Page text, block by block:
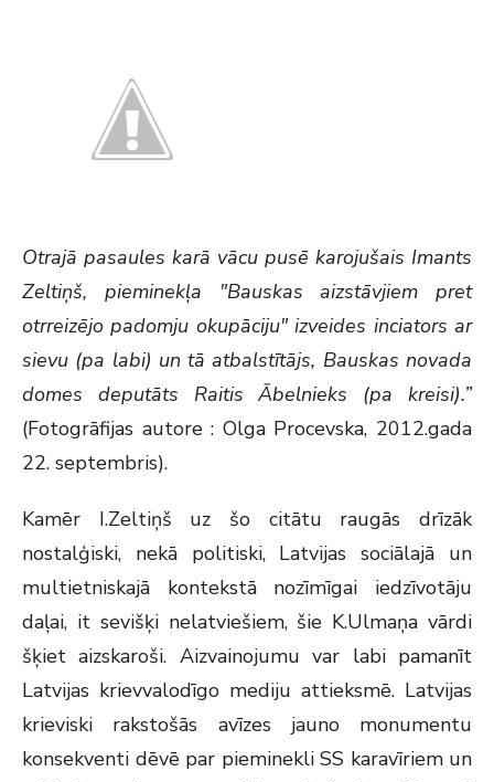
Otrajā pasaules karā vācu pusē karojušais Imants
Zeltiņš, pieminekļa "Bauskas aizstāvjiem pret
otrreizējo padomju okupāciju" izveides inciators ar
sievu (pa labi) un tā atbalstītājs, Bauskas novada
domes deputāts Raitis Ābelnieks (pa kreisi).”
(Fotogrāfijas autore : Olga Procevska, 2012.gada
22. septembris).
Kamēr I.Zeltiņš uz šo citātu raugās drīzāk
nostalģiski, nekā politiski, Latvijas sociālajā un
multietniskajā kontekstā nozīmīgai iedzīvotāju
daļai, it sevišķi nelatviešiem, šie K.Ulmaņa vārdi
šķiet aizskaroši. Aizvainojumu var labi pamanīt
Latvijas krievvalodīgo mediju attieksmē. Latvijas
krieviski rakstošās avīzes jauno monumentu
konsekventi dēvē par pieminekli SS karavīriem un